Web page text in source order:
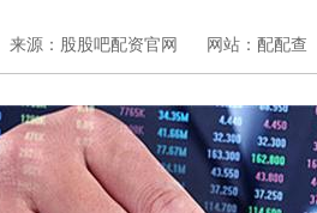
来源：股股吧配资官网 网站：配配查